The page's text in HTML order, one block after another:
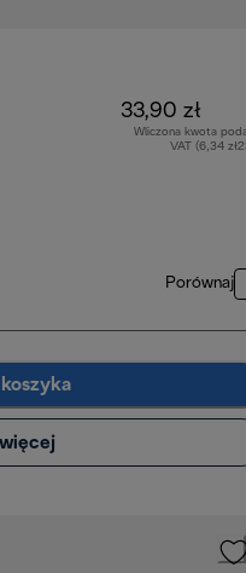
33,90 zł
Wliczona kwota
VAT (6,34
Porównaj